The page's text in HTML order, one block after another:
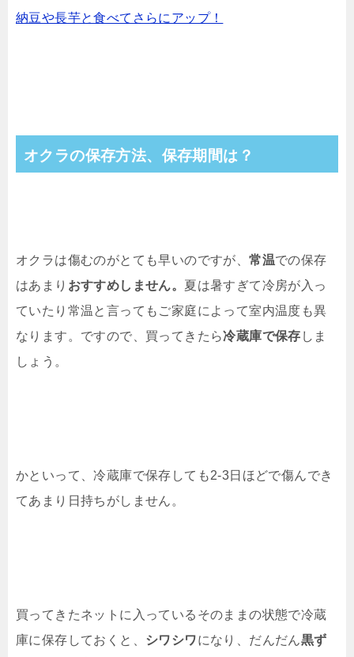
納豆や長芋と食べてさらにアップ！
オクラの保存方法、保存期間は？
オクラは傷むのがとても早いのですが、常温での保存
はあまり おすすめしません。 夏は暑すぎて冷房が入っ
ていたり常温と言ってもご家庭によって室内温度も異
なります。ですので、買ってきたら冷蔵庫で保存 しま
しょう。
かといって、冷蔵庫で保存しても2-3日ほどで傷んでき
てあまり日持ちがしません。
買ってきたネットに入っているそのままの状態で冷蔵
庫に保存しておくと、 シワシワになり、だんだん黒ず